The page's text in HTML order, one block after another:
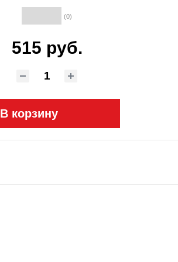
(0)
515 руб.
В корзину